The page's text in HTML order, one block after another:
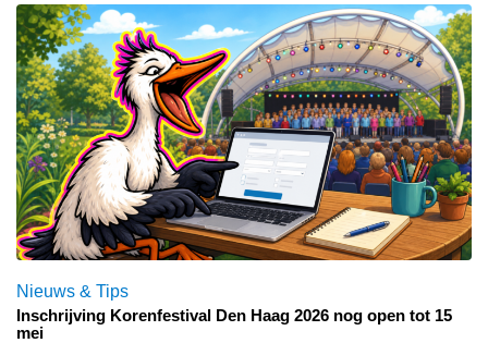
Nieuws & Tips
Inschrijving Korenfestival Den Haag 2026 nog open tot 15
mei